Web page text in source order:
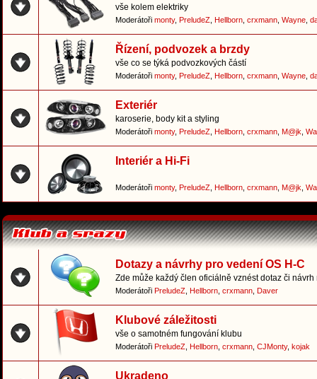
vše kolem elektriky
Moderátoři monty, PreludeZ Hellborn crxmann Wayne
Řízení, podvozek a brzdy
vše co se týká podvozkových částí
Moderátoři monty, PreludeZ Hellborn crxmann Wayne
Exteriér
karoserie, body kit a styling
Moderátoři monty, PreludeZ Hellborn crxmann M@jk
Interiér a Hi-Fi
Moderátoři monty, PreludeZ Hellborn crxmann M@jk
Dotazy a návrhy pro vedení OS H-C
Zde může každý člen oficiálně vznést dotaz či
Moderátoři PreludeZ Hellborn crxmann Daver
Klubové záležitosti
vše o samotném fungování klubu
Moderátoři PreludeZ Hellborn crxmann CJMonty, kojak
Ukradeno